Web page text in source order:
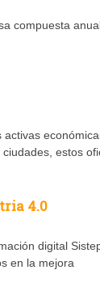
compuesta
estos
4.0
digital
en la mejora